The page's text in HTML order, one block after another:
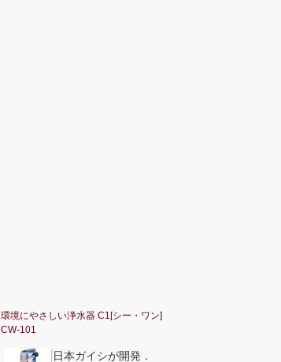
環境にやさしい浄水器 C1[シー・ワン]
CW-101
日本ガイシが開発．